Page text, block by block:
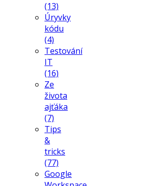
(13)
Úryvky
kódu
(4)
Testování
IT
(16)
Ze
života
ajťáka
(7)
Tips
&
tricks
(77)
Google